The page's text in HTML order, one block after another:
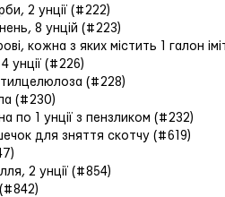
2 унції (#222)
8 унцій (#223)
кожна з яких містить 1 галон
унції (#226)
(#228)
(#230)
по 1 унції з пензликом (#232)
для зняття скотчу (#619)
2 унції (#854)